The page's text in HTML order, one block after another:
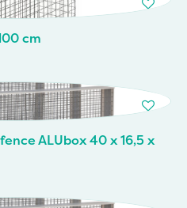
cm
ALUbox 40 x 16,5 x